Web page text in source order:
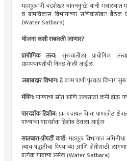
महसूलमंत्री चंद्रशेखर बावनकुळे यांनी
व ग्रामविकास विभागाच्या सचिवांसोबत
(Water Satbara)
योजना कशी राबवली जाणार?
प्रायोगिक तत्त्व: सुरुवातीला प्रायोगिक
ग्रामपंचायतीची निवड केली जाईल
जबाबदार विभाग:हे काम पाणी पुरवठा विभाग
मॅपिंग:पाण्याचा स्रोत आणि जलसाठा कमी होऊ
पारदर्शक हिशोब:ग्रामपंचायत किंवा पाणलोट
पाण्याचा पारदर्शक हिशोब ठेवला जाईल
सातबारा-प्रॉपर्टी कार्ड:महसूल विभागात जमिनीचा
त्याच पद्धतीचा पिण्याच्या आणि शेतीसाठी
प्रत्येक गावाचा असेल (Water Satbara)